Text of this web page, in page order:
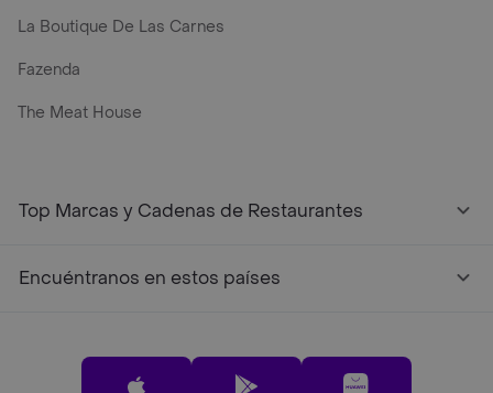
La Boutique De Las Carnes
Fazenda
The Meat House
Top Marcas y Cadenas de Restaurantes
Encuéntranos en estos países